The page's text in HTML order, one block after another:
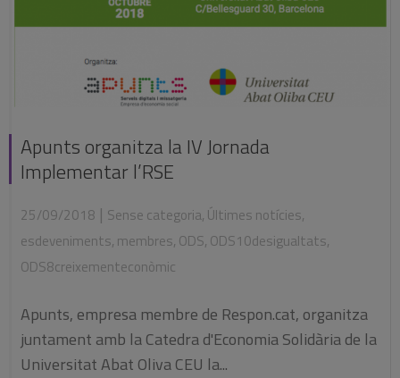
Apunts organitza la IV Jornada
Implementar l’RSE
25/09/2018 | Sense categoria, Últimes notícies,
esdeveniments, membres, ODS, ODS10desigualtats,
ODS8creixementeconòmic
Apunts, empresa membre de Respon.cat, organitza
juntament amb la Catedra d'Economia Solidària de la
Universitat Abat Oliva CEU la...